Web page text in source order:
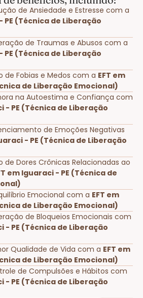
de Ansiedade e Estresse com a
PE (Técnica de Liberação
de Traumas e Abusos com a
PE (Técnica de Liberação
de Fobias e Medos com a EFT em
de Liberação Emocional)
na Autoestima e Confiança com
- PE (Técnica de Liberação
de Emoções Negativas
- PE (Técnica de Liberação
de Dores Crônicas Relacionadas ao
em Iguaraci - PE (Técnica de
Emocional com a EFT em
de Liberação Emocional)
de Bloqueios Emocionais com
- PE (Técnica de Liberação
Qualidade de Vida com a EFT em
de Liberação Emocional)
de Compulsões e Hábitos com
- PE (Técnica de Liberação